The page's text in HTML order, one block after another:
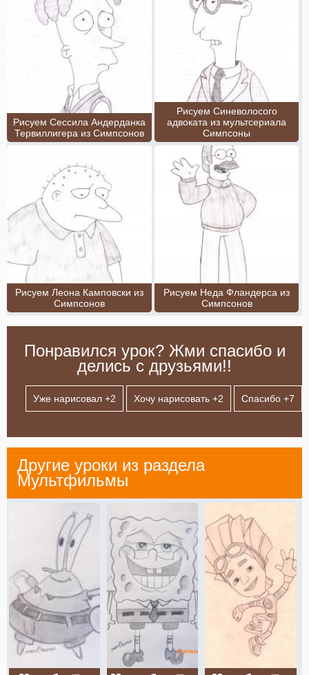
Рисуем Сессила Андерданка
Тервиллигера из Симпсонов
Рисуем Синеволосого
адвоката из мультсериала
Симпсоны
Рисуем Леона Камповски из
Симпсонов
Рисуем Неда Фландерса из
Симпсонов
Понравился урок? Жми спасибо и
делись с друзьями!!
Уже нарисовал +2 Хочу нарисовать +2 Спасибо +7
Другие уроки из раздела
Мультфильмы